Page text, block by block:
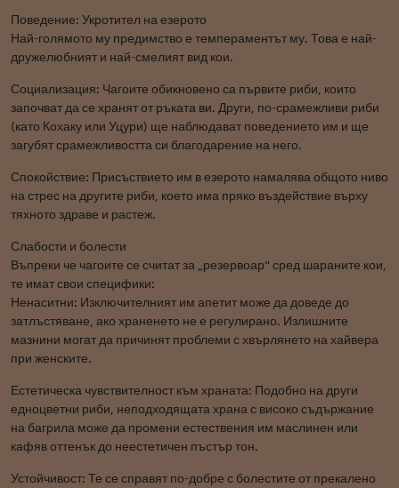
Поведение: Укротител на езерото
Най-голямото му предимство е темпераментът му. Това е най-
дружелюбният и най-смелият вид кои.
Социализация: Чагоите обикновено са първите риби, които
започват да се хранят от ръката ви. Други, по-срамежливи риби
(като Кохаку или Уцури) ще наблюдават поведението им и ще
загубят срамежливостта си благодарение на него.
Спокойствие: Присъствието им в езерото намалява общото ниво
на стрес на другите риби, което има пряко въздействие върху
тяхното здраве и растеж.
Слабости и болести
Въпреки че чагоите се считат за „резервоар" сред шараните кои,
те имат свои специфики:
Ненаситни: Изключителният им апетит може да доведе до
затлъстяване, ако храненето не е регулирано. Излишните
мазнини могат да причинят проблеми с хвърлянето на хайвера
при женските.
Естетическа чувствителност към храната: Подобно на други
едноцветни риби, неподходящата храна с високо съдържание
на багрила може да промени естествения им маслинен или
кафяв оттенък до неестетичен пъстър тон.
Устойчивост: Те се справят по-добре с болестите от прекалено